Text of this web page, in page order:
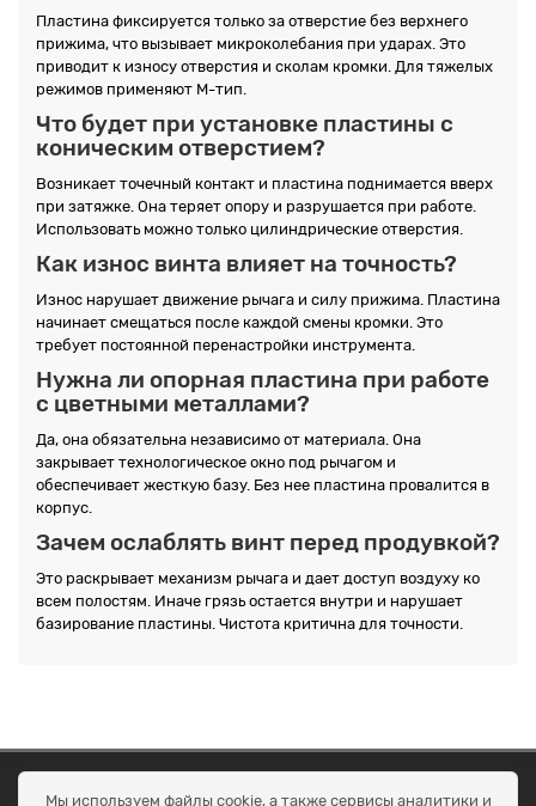
Пластина фиксируется только за отверстие без верхнего
прижима, что вызывает микроколебания при ударах. Это
приводит к износу отверстия и сколам кромки. Для тяжелых
режимов применяют M-тип.
Что будет при установке пластины с
коническим отверстием?
Возникает точечный контакт и пластина поднимается вверх
при затяжке. Она теряет опору и разрушается при работе.
Использовать можно только цилиндрические отверстия.
Как износ винта влияет на точность?
Износ нарушает движение рычага и силу прижима. Пластина
начинает смещаться после каждой смены кромки. Это
требует постоянной перенастройки инструмента.
Нужна ли опорная пластина при работе
с цветными металлами?
Да, она обязательна независимо от материала. Она
закрывает технологическое окно под рычагом и
обеспечивает жесткую базу. Без нее пластина провалится в
корпус.
Зачем ослаблять винт перед продувкой?
Это раскрывает механизм рычага и дает доступ воздуху ко
всем полостям. Иначе грязь остается внутри и нарушает
базирование пластины. Чистота критична для точности.
ОКЕАН ТРЕЙД
Мы используем файлы cookie, а также сервисы аналитики и